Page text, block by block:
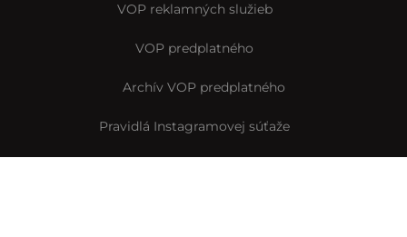
VOP reklamných služieb
VOP predplatného
Archív VOP predplatného
Pravidlá Instagramovej súťaže